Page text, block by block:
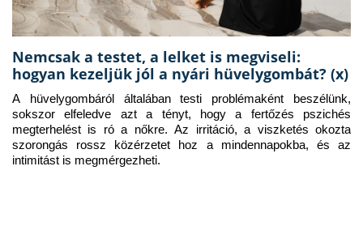
Nemcsak a testet, a lelket is megviseli:
hogyan kezeljük jól a nyári hüvelygombát? (x)
A hüvelygombáról általában testi problémaként beszélünk,
sokszor elfeledve azt a tényt, hogy a fertőzés pszichés
megterhelést is ró a nőkre. Az irritáció, a viszketés okozta
szorongás rossz közérzetet hoz a mindennapokba, és az
intimitást is megmérgezheti.